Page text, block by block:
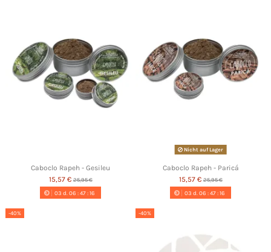
Caboclo Rapeh - Gesileu
15,57 € 25,95 €
03 d. 06 :47:16
Nicht auf Lager
Caboclo Rapeh - Paricá
15,57 € 25,95 €
03 d. 06 :47:16
-40% -40%